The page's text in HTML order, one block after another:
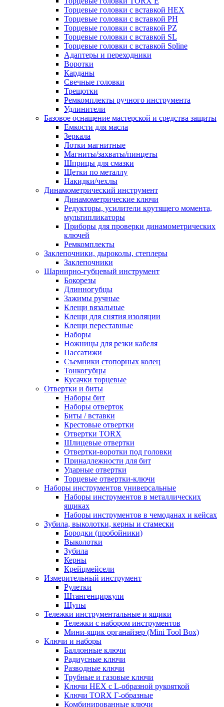
Торцевые головки с вставкой HEX
Торцевые головки с вставкой PH
Торцевые головки с вставкой PZ
Торцевые головки с вставкой SL
Торцевые головки с вставкой Spline
Адаптеры и переходники
Воротки
Карданы
Свечные головки
Трещотки
Ремкомплекты ручного инструмента
Удлинители
Базовое оснащение мастерской и средства защиты
Емкости для масла
Зеркала
Лотки магнитные
Магниты/захваты/пинцеты
Шприцы для смазки
Щетки по металлу
Накидки/чехлы
Динамометрический инструмент
Динамометрические ключи
Редукторы, усилители крутящего момента,
мультипликаторы
Приборы для проверки динамометрических
ключей
Ремкомплекты
Заклепочники, дыроколы, степлеры
Заклепочники
Шарнирно-губцевый инструмент
Бокорезы
Длинногубцы
Зажимы ручные
Клещи вязальные
Клещи для снятия изоляции
Клещи переставные
Наборы
Ножницы для резки кабеля
Пассатижи
Съемники стопорных колец
Тонкогубцы
Кусачки торцевые
Отвертки и биты
Наборы бит
Наборы отверток
Биты / вставки
Крестовые отвертки
Отвертки TORX
Шлицевые отвертки
Отвертки-воротки под головки
Принадлежности для бит
Ударные отвертки
Торцевые отвертки-ключи
Наборы инструментов универсальные
Наборы инструментов в металлических
ящиках
Наборы инструментов в чемоданах и кейсах
Зубила, выколотки, керны и стамески
Бородки (пробойники)
Выколотки
Зубила
Керны
Крейцмейсели
Измерительный инструмент
Рулетки
Штангенциркули
Щупы
Тележки инструментальные и ящики
Тележки с набором инструментов
Мини-ящик органайзер (Mini Tool Box)
Ключи и наборы
Баллонные ключи
Радиусные ключи
Разводные ключи
Трубные и газовые ключи
Ключи HEX с L-образной рукояткой
Ключи TORX Г-образные
Комбинированные ключи